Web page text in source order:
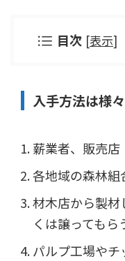
目次 [表示]
入手方法は様々
薪業者、販売店
各地域の森林組
材木店から製材
くは譲ってもら
パルプ工場や